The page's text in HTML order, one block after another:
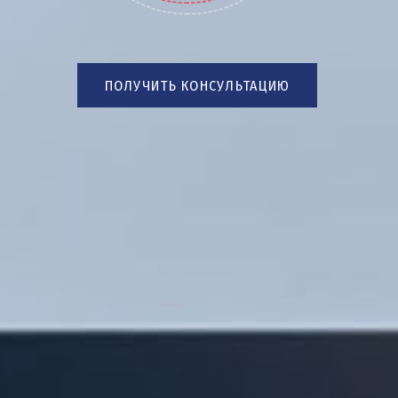
ПОЛУЧИТЬ КОНСУЛЬТАЦИЮ